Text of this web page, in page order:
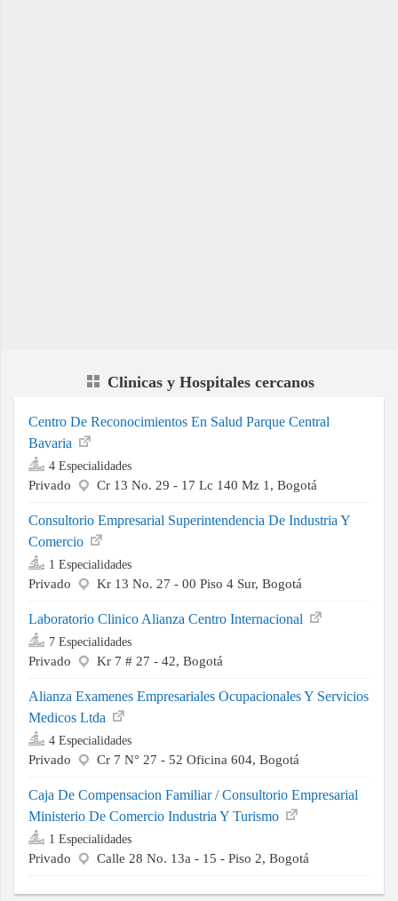
Clinicas y Hospitales cercanos
Centro De Reconocimientos En Salud Parque Central
Bavaria
4 Especialidades
Privado Cr 13 No. 29 - 17 Lc 140 Mz 1, Bogotá
Consultorio Empresarial Superintendencia De Industria Y
Comercio
1 Especialidades
Privado Kr 13 No. 27 - 00 Piso 4 Sur, Bogotá
Laboratorio Clinico Alianza Centro Internacional
7 Especialidades
Privado Kr 7 # 27 - 42, Bogotá
Alianza Examenes Empresariales Ocupacionales Y Servicios
Medicos Ltda
4 Especialidades
Privado Cr 7 N° 27 - 52 Oficina 604, Bogotá
Caja De Compensacion Familiar / Consultorio Empresarial
Ministerio De Comercio Industria Y Turismo
1 Especialidades
Privado Calle 28 No. 13a - 15 - Piso 2, Bogotá